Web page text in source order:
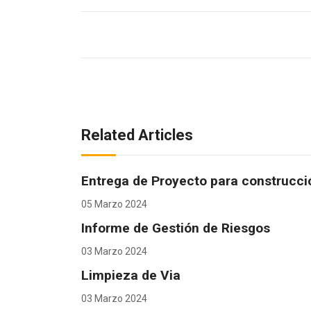
Related Articles
Entrega de Proyecto para
05 Marzo 2024
Informe de Gestión de Riesgos
03 Marzo 2024
Limpieza de Via
03 Marzo 2024